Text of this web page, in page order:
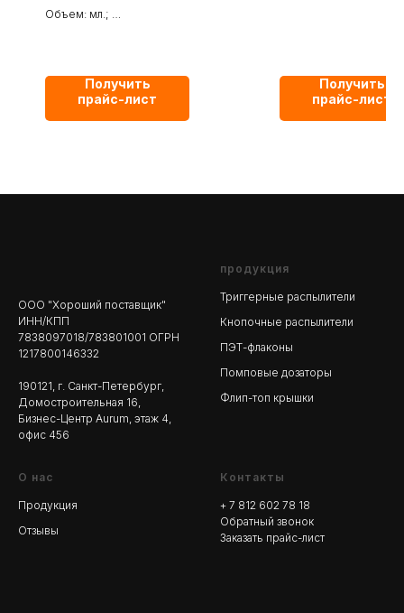
Объем: мл.;
Материал - ПЭТ;
Цвет - Белый;
Получить
прайс-лист
Получить
прайс-лист
ООО "Хороший поставщик"
ИНН/КПП
7838097018/783801001 ОГРН
1217800146332
190121, г. Санкт-Петербург,
Домостроительная 16,
Бизнес-Центр Aurum, этаж 4,
офис 456
продукция
Триггерные распылители
Кнопочные распылители
ПЭТ-флаконы
Помповые дозаторы
Флип-топ крышки
О нас
Продукция
Отзывы
Контакты
+ 7 812 602 78 18
Обратный звонок
Заказать прайс-лист